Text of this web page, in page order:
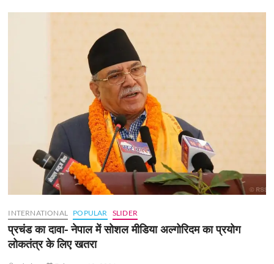
INTERNATIONAL POPULAR SLIDER
प्रचंड का दावा- नेपाल में सोशल मीडिया अल्गोरिदम का प्रयोग
लोकतंत्र के लिए खतरा